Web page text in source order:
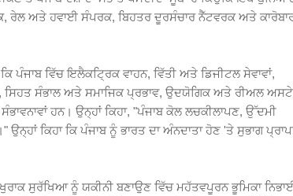
ਰੇਲ ਅਤੇ ਹਵਾਈ ਸੰਪਰਕ, ਬਿਹਤਰ ਦੂਰਸੰਚਾਰ ਨੈੱਟਵਰਕ ਅਤੇ
ਪੰਜਾਬ ਵਿੱਚ ਇਲੈਕਟ੍ਰਿਕ ਵਾਹਨ, ਵਿੱਤੀ ਅਤੇ ਡਿਜੀਟਲ ਸੇਵਾਵਾਂ,
ਸੰਭਾਲ ਅਤੇ ਸਮਾਜਿਕ ਪ੍ਰਭਾਵ, ਉਦਯੋਗਿਕ ਅਤੇ ਰੀਅਲ
ਹਨ। ਉਨ੍ਹਾਂ ਕਿਹਾ, "ਪੰਜਾਬ ਕੋਲ ਲਚਕੀਲਾਪਣ, ਉੱਦਮੀ
ਕਿਹਾ ਕਿ ਪੰਜਾਬ ਨੂੰ ਭਾਰਤ ਦਾ ਅੰਨਦਾਤਾ ਹੋਣ 'ਤੇ ਸੁਭਾਗ
ਸੁਰੱਖਿਆ ਨੂੰ ਯਕੀਨੀ ਬਣਾਉਣ ਵਿੱਚ ਮਹੱਤਵਪੂਰਨ ਭੂਮਿਕਾ